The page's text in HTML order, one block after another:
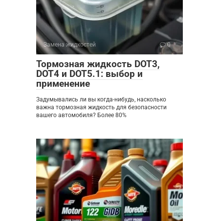
Замена жидкостей 0
Тормозная жидкость DOT3,
DOT4 и DOT5.1: выбор и
применение
Задумывались ли вы когда-нибудь, насколько
важна тормозная жидкость для безопасности
вашего автомобиля? Более 80%